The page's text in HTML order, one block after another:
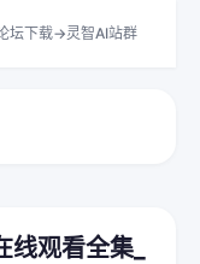
坛下载->灵智AI站群
观看全集_